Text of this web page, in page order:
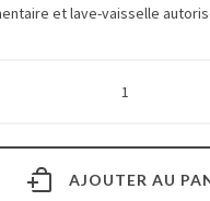
et lave-vaisselle
AJOUTER AU